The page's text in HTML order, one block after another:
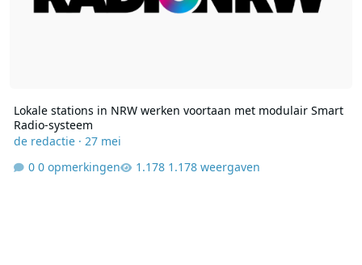
Lokale stations in NRW werken voortaan met modulair Smart
Radio‑systeem
de redactie· 27 mei
0 opmerkingen
1.178 weergaven